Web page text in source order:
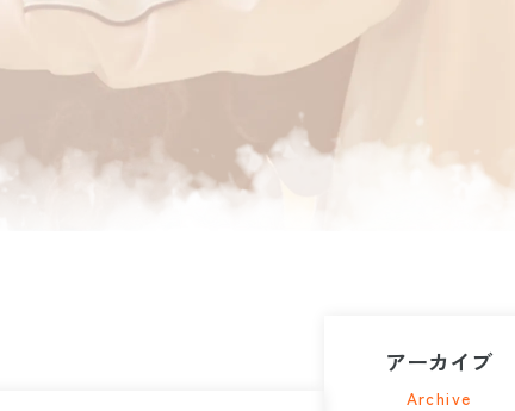
アーカイブ
Archive